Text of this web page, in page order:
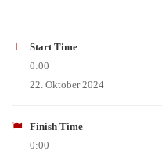
Start Time
0:00
22. Oktober 2024
Finish Time
0:00